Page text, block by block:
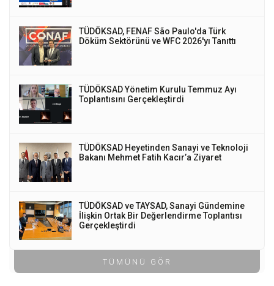
TÜDÖKSAD, FENAF São Paulo'da Türk
Döküm Sektörünü ve WFC 2026'yı Tanıttı
TÜDÖKSAD Yönetim Kurulu Temmuz Ayı
Toplantısını Gerçekleştirdi
TÜDÖKSAD Heyetinden Sanayi ve Teknoloji
Bakanı Mehmet Fatih Kacır’a Ziyaret
TÜDÖKSAD ve TAYSAD, Sanayi Gündemine
İlişkin Ortak Bir Değerlendirme Toplantısı
Gerçekleştirdi
TÜMÜNÜ GÖR